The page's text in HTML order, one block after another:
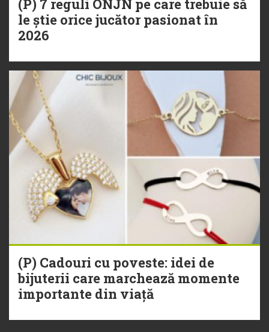
(P) 7 reguli ONJN pe care trebuie să
le știe orice jucător pasionat în
2026
(P) Cadouri cu poveste: idei de
bijuterii care marchează momente
importante din viață